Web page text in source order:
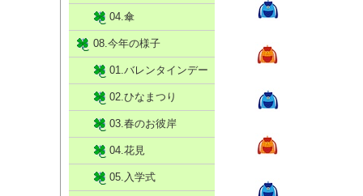
04.傘
08.今年の様子
01.バレンタインデー
02.ひなまつり
03.春のお彼岸
04.花見
05.入学式